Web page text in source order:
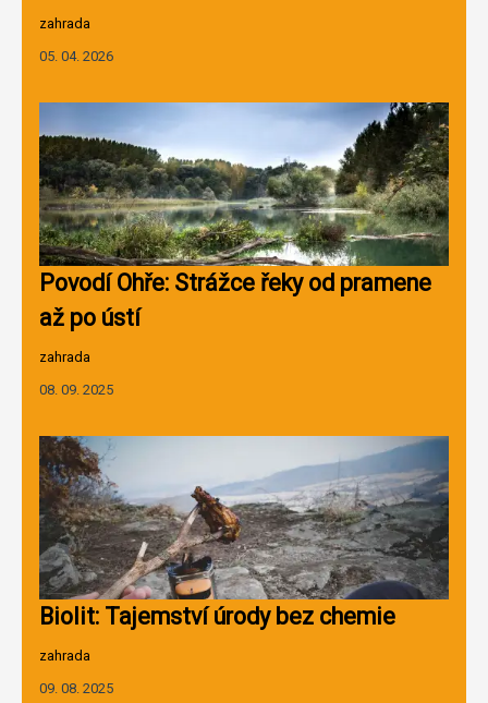
zahrada
05. 04. 2026
Povodí Ohře: Strážce řeky od pramene
až po ústí
zahrada
08. 09. 2025
Biolit: Tajemství úrody bez chemie
zahrada
09. 08. 2025